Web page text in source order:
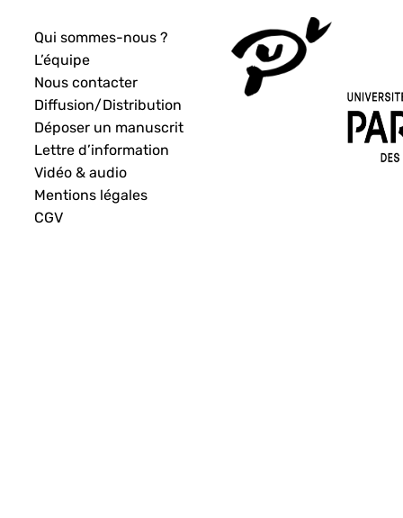
Qui sommes-nous ?
L’équipe
Nous contacter
Diffusion/Distribution
Déposer un manuscrit
Lettre d’information
Vidéo & audio
Mentions légales
CGV